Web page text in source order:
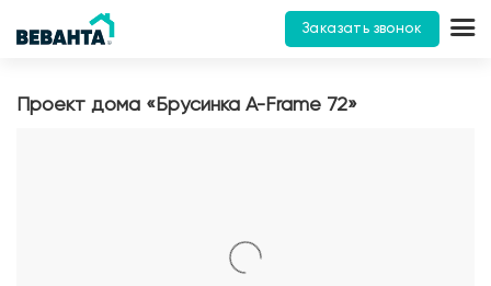
Заказать звонок
Проект дома «Брусинка A-Frame 72»